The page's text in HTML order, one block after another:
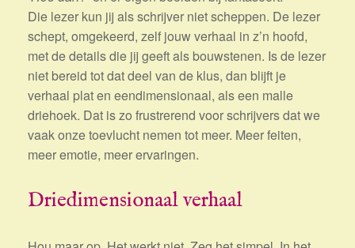
Die lezer kun jij als schrijver niet scheppen. De lezer
schept, omgekeerd, zelf jouw verhaal in z’n hoofd,
met de details die jij geeft als bouwstenen. Is de lezer
niet bereid tot dat deel van de klus, dan blijft je
verhaal plat en eendimensionaal, als een malle
driehoek. Dat is zo frustrerend voor schrijvers dat we
vaak onze toevlucht nemen tot meer. Meer feiten,
meer emotie, meer ervaringen.
Driedimensionaal verhaal